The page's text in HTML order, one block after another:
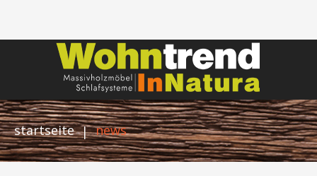
startseite | news